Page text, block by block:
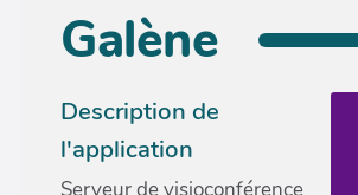
Galène
Description de
l'application